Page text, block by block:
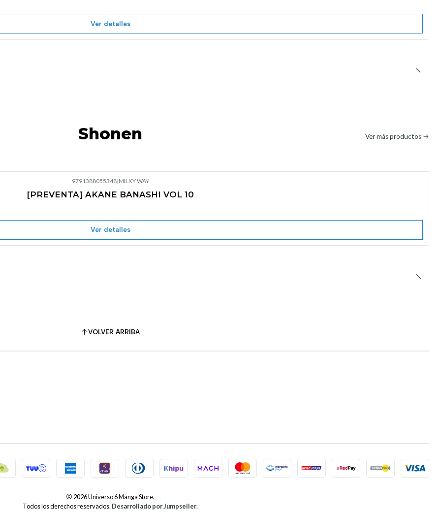
Ver detalles
Shonen Ver más productos
9791388055348|MILKY WAY
[PREVENTA] AKANE BANASHI VOL 10
Ver detalles
VOLVER ARRIBA
2026 Universo 6 Manga Store.
Todos los derechos reservados. Desarrollado por Jumpseller.